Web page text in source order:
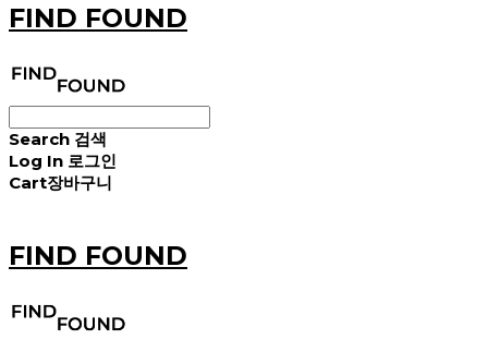
FIND FOUND
Search 검색
Log In 로그인
Cart장바구니
FIND FOUND